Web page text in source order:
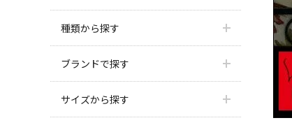
種類から探す
ブランドで探す
サイズから探す